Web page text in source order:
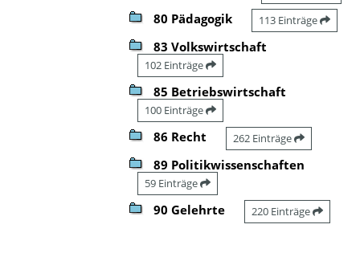
80 Pädagogik 113 Einträge
83 Volkswirtschaft
102 Einträge
85 Betriebswirtschaft
100 Einträge
86 Recht 262 Einträge
89 Politikwissenschaften
59 Einträge
90 Gelehrte 220 Einträge